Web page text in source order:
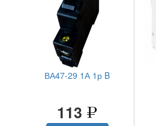
ВА47-29 1А 1р B
113